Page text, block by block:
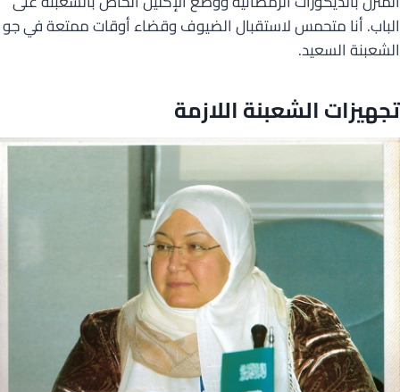
الباب. أنا متحمس لاستقبال الضيوف وقضاء أوقات ممتعة في جو
الشعبنة السعيد.
تجهيزات الشعبنة اللازمة